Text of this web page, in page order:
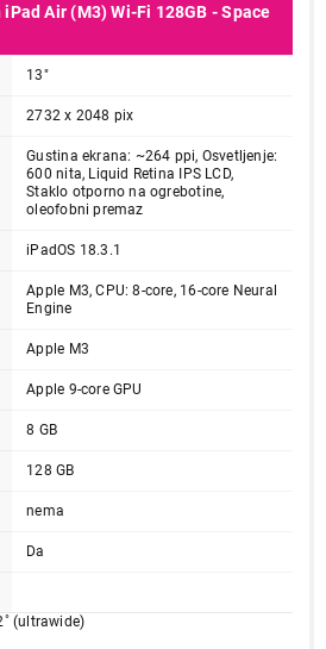
Air (M3) Wi-Fi 128GB - Space
13"
2732 x 2048 pix
Gustina ekrana: ~264 ppi, Osvetljenje:
600 nita, Liquid Retina IPS LCD,
Staklo otporno na ogrebotine,
oleofobni premaz
iPadOS 18.3.1
Apple M3, CPU: 8-core, 16-core Neural
Engine
Apple M3
Apple 9-core GPU
8 GB
128 GB
nema
Da
(ultrawide)